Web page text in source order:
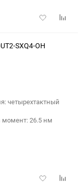
Добавить
SXQ4-OH
четырехтактный
26.5 нм
Добавить